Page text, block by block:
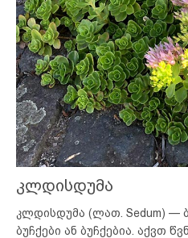
კლდისდუმა
კლდისდუმა (ლათ. Sedum) —
ბუჩქები ან ბუჩქებია. აქვთ